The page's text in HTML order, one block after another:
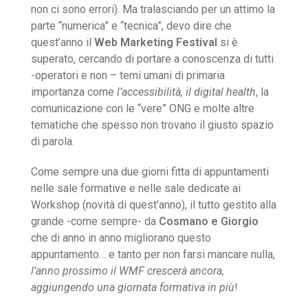
non ci sono errori). Ma tralasciando per un attimo la
parte “numerica” e “tecnica”, devo dire che
quest’anno il Web Marketing Festival si è
superato, cercando di portare a conoscenza di tutti
-operatori e non – temi umani di primaria
importanza come l’accessibilità, il digital health, la
comunicazione con le “vere” ONG e molte altre
tematiche che spesso non trovano il giusto spazio
di parola.
Come sempre una due giorni fitta di appuntamenti
nelle sale formative e nelle sale dedicate ai
Workshop (novità di quest’anno), il tutto gestito alla
grande -come sempre- da Cosmano e Giorgio
che di anno in anno migliorano questo
appuntamento… e tanto per non farsi mancare nulla,
l’anno prossimo il WMF crescerà ancora,
aggiungendo una giornata formativa in più!